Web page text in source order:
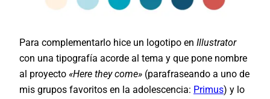
Para complementarlo hice un logotipo en Illustrator
con una tipografía acorde al tema y que pone nombre
al proyecto «Here they come» (parafraseando a uno de
mis grupos favoritos en la adolescencia: Primus) y lo